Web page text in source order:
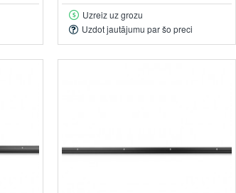
Uzreiz uz grozu
Uzdot jautājumu par šo preci